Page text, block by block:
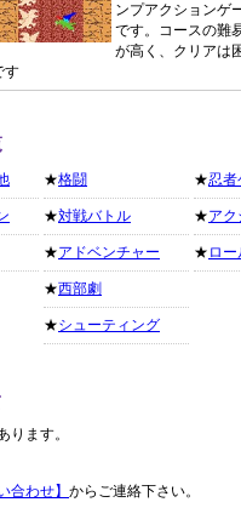
ンプアクションゲ
です。コースの難
が高く、クリアは
す
★格闘
★対戦バトル
★アドベンチャー
★西部劇
★シューティング
★忍者
★アク
★ ロ
ます。
合わせ】 からご連絡下さい。